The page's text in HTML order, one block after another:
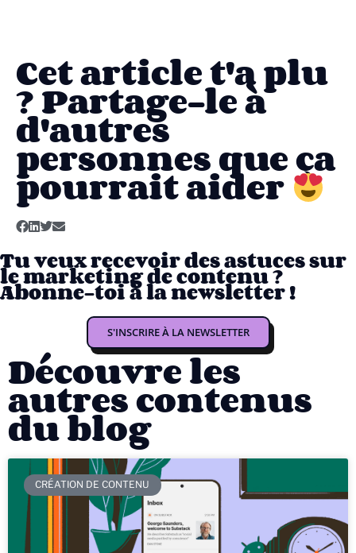
Cet article t'a plu
? Partage-le à
d'autres
personnes que ça
pourrait aider
Tu veux recevoir des astuces sur
le marketing de contenu ?
Abonne-toi à la newsletter !
S'INSCRIRE À LA NEWSLETTER
Découvre les
autres contenus
du blog
CRÉATION DE CONTENU